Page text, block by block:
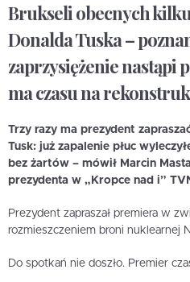
Brukseli obecnych
Donalda Tuska –
zaprzysiężenie nastąpi
ma czasu na
Trzy razy ma prezydent
Tusk: już zapalenie płuc
bez żartów – mówił Marcin
prezydenta w „Kropce nad i”
Prezydent zapraszał premiera w
rozmieszczeniem broni nuklearnej
Do spotkań nie doszło. Premier